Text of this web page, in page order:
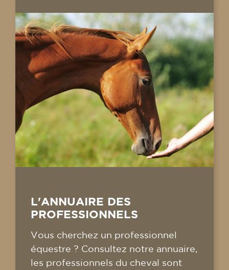
L'ANNUAIRE DES
PROFESSIONNELS
Vous cherchez un professionnel
équestre ? Consultez notre annuaire,
les professionnels du cheval sont